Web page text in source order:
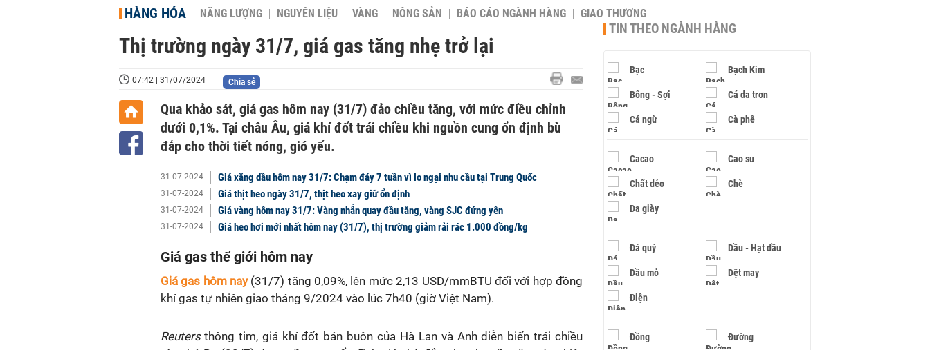
HÀNG HÓA NĂNG LƯỢNG NGUYÊN LIỆU VÀNG NÔNG SẢN BÁO CÁO NGÀNH HÀNG GIAO THƯƠNG
Thị trường ngày 31/7, giá gas tăng nhẹ trở lại
07:42 | 31/07/2024 Chia sẻ
Qua khảo sát, giá gas hôm nay (31/7) đảo chiều tăng, với mức điều chỉnh
dưới 0,1%. Tại châu Âu, giá khí đốt trái chiều khi nguồn cung ổn định bù
đắp cho thời tiết nóng, gió yếu.
31-07-2024 Giá xăng dầu hôm nay 31/7: Chạm đáy 7 tuần vì lo ngại nhu cầu tại Trung Quốc
31-07-2024 Giá thịt heo ngày 31/7, thịt heo xay giữ ổn định
31-07-2024 Giá vàng hôm nay 31/7: Vàng nhẫn quay đầu tăng, vàng SJC đứng yên
31-07-2024 Giá heo hơi mới nhất hôm nay (31/7), thị trường giảm rải rác 1.000 đồng/kg
Giá gas thế giới hôm nay
Giá gas hôm nay(31/7) tăng 0,09%, lên mức 2,13 USD/mmBTU đối với hợp đồng
khí gas tự nhiên giao tháng 9/2024 vào lúc 7h40 (giờ Việt Nam).
Reuters thông tim, giá khí đốt bán buôn của Hà Lan và Anh diễn biến trái chiều
TIN THEO NGÀNH HÀNG
Bạc Bạch Kim
Bông - Sợi Cá da trơn
Cá ngừ Cà phê
Cacao Cao su
Chất dẻo Chè
Da giày
Đá quý Dầu - Hạt dầu
Dầu mỏ Dệt may
Điện
Đồng Đường